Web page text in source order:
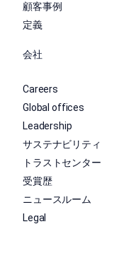
顧客事例
定義
会社
Careers
Global offices
Leadership
サステナビリティ
トラストセンター
受賞歴
ニュースルーム
Legal